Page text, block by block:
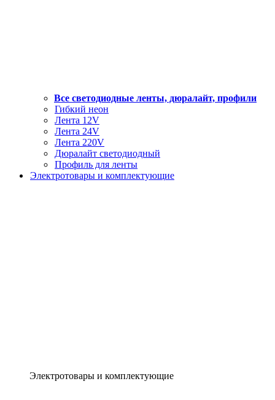
Все светодиодные ленты, дюралайт, профили
Гибкий неон
Лента 12V
Лента 24V
Лента 220V
Дюралайт светодиодный
Профиль для ленты
Электротовары и комплектующие
Электротовары и комплектующие